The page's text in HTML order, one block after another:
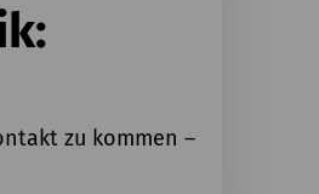
zu kommen –